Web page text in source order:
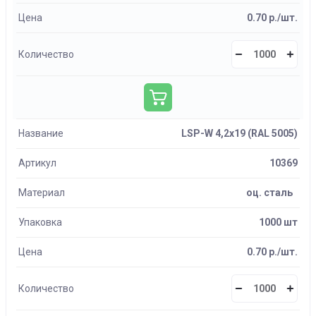
Цена 0.70 р./шт.
Количество
Название LSP-W 4,2х19 (RAL 5005)
Артикул 10369
Материал оц. сталь
Упаковка 1000 шт
Цена 0.70 р./шт.
Количество